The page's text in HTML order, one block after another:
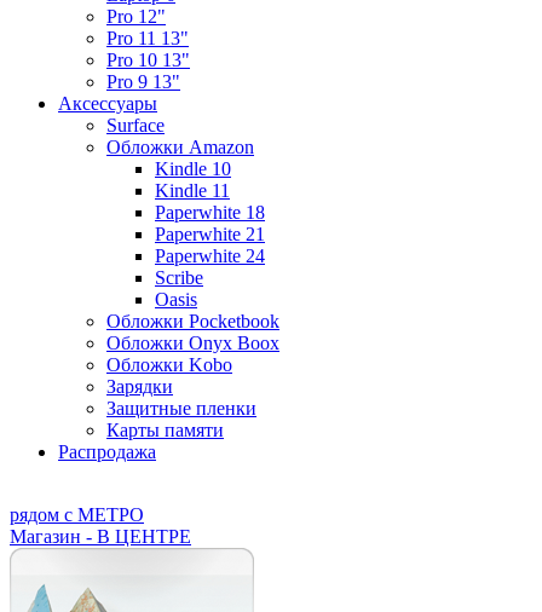
Pro 12"
Pro 11 13"
Pro 10 13"
Pro 9 13"
Аксессуары
Surface
Обложки Amazon
Kindle 10
Kindle 11
Paperwhite 18
Paperwhite 21
Paperwhite 24
Scribe
Oasis
Обложки Pocketbook
Обложки Onyx Boox
Обложки Kobo
Зарядки
Защитные пленки
Карты памяти
Распродажа
рядом с МЕТРО
Магазин - В ЦЕНТРЕ